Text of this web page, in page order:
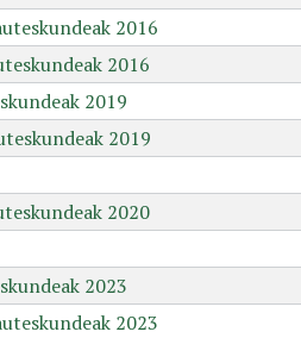
2016
2016
2019
2019
2020
2023
2023